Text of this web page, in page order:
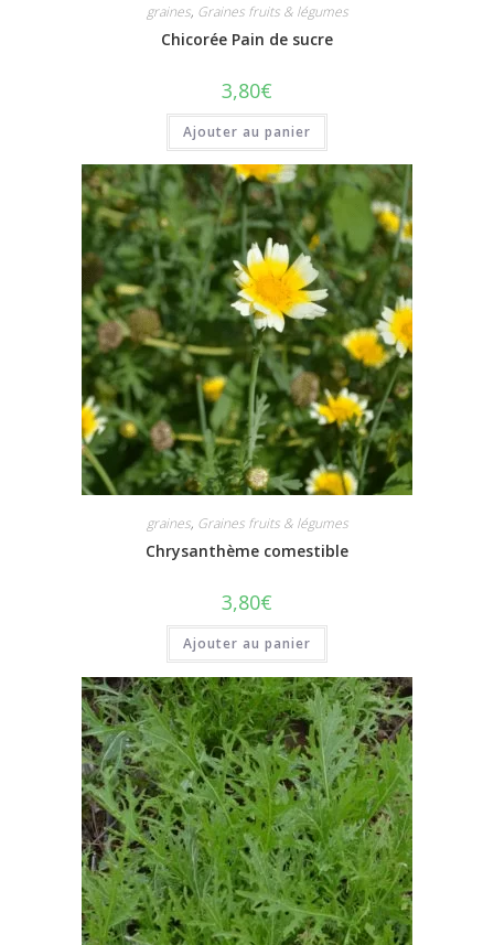
graines, Graines fruits & légumes
Chicorée Pain de sucre
3,80€
Ajouter au panier
graines, Graines fruits & légumes
Chrysanthème comestible
3,80€
Ajouter au panier